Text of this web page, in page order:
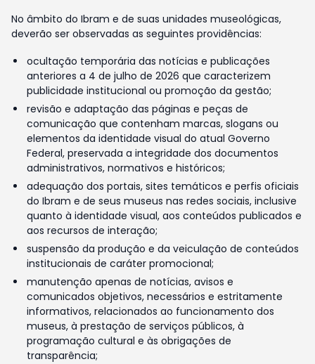
No âmbito do Ibram e de suas unidades museológicas,
deverão ser observadas as seguintes providências:
ocultação temporária das notícias e publicações
anteriores a 4 de julho de 2026 que caracterizem
publicidade institucional ou promoção da gestão;
revisão e adaptação das páginas e peças de
comunicação que contenham marcas, slogans ou
elementos da identidade visual do atual Governo
Federal, preservada a integridade dos documentos
administrativos, normativos e históricos;
adequação dos portais, sites temáticos e perfis oficiais
do Ibram e de seus museus nas redes sociais, inclusive
quanto à identidade visual, aos conteúdos publicados e
aos recursos de interação;
suspensão da produção e da veiculação de conteúdos
institucionais de caráter promocional;
manutenção apenas de notícias, avisos e
comunicados objetivos, necessários e estritamente
informativos, relacionados ao funcionamento dos
museus, à prestação de serviços públicos, à
programação cultural e às obrigações de
transparência;